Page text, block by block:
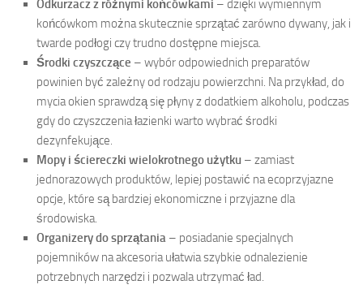
Odkurzacz z różnymi końcówkami – dzięki wymiennym
końcówkom można skutecznie sprzątać zarówno dywany, jak i
twarde podłogi czy trudno dostępne miejsca.
Środki czyszczące – wybór odpowiednich preparatów
powinien być zależny od rodzaju powierzchni. Na przykład, do
mycia okien sprawdzą się płyny z dodatkiem alkoholu, podczas
gdy do czyszczenia łazienki warto wybrać środki
dezynfekujące.
Mopy i ściereczki wielokrotnego użytku – zamiast
jednorazowych produktów, lepiej postawić na ecoprzyjazne
opcje, które są bardziej ekonomiczne i przyjazne dla
środowiska.
Organizery do sprzątania – posiadanie specjalnych
pojemników na akcesoria ułatwia szybkie odnalezienie
potrzebnych narzędzi i pozwala utrzymać ład.